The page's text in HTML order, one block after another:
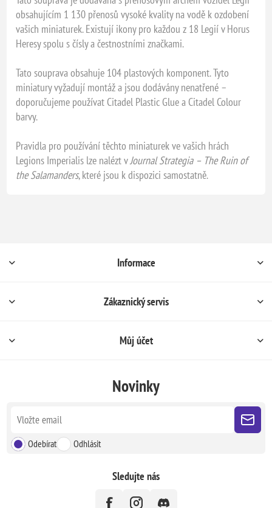
obsahujícím 1 130 přenosů vysoké kvality na vodě k ozdobení
vašich miniaturek. Existují ikony pro každou z 18 Legií v Horus
Heresy spolu s čísly a čestnostními značkami.
Tato souprava obsahuje 104 plastových komponent. Tyto
miniatury vyžadují montáž a jsou dodávány nenatřené –
doporučujeme používat Citadel Plastic Glue a Citadel Colour
barvy.
Pravidla pro používání těchto miniaturek ve vašich hrách
Legions Imperialis lze nalézt vJournal Strategia – The Ruin of
the Salamanders, které jsou k dispozici samostatně.
Informace
Zákaznický servis
Můj účet
Novinky
Odebírat Odhlásit
Sledujte nás